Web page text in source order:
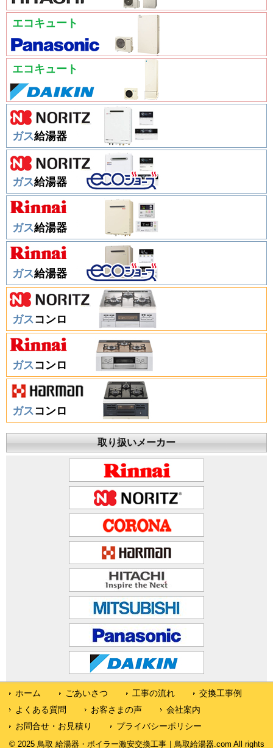
エコキュート
エコキュート
ガス給湯器
ガス給湯器
ガス給湯器
ガス給湯器
ガスコンロ
ガスコンロ
ガスコンロ
取り扱いメーカー
ホーム ごあいさつ 工事の流れ
交換工事例
よくある質問
お客さまの声
会社案内
お問合せ・お見積り
プライバシーポリシー
© 2025 鳥取 給湯器・ボイラー激安交換工事｜鳥取給湯器.com All rights